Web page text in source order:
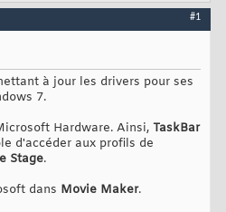
#1
à jour les drivers pour ses
7.
Hardware. Ainsi, TaskBar
d'accéder aux profils de
Stage.
dans Movie Maker.